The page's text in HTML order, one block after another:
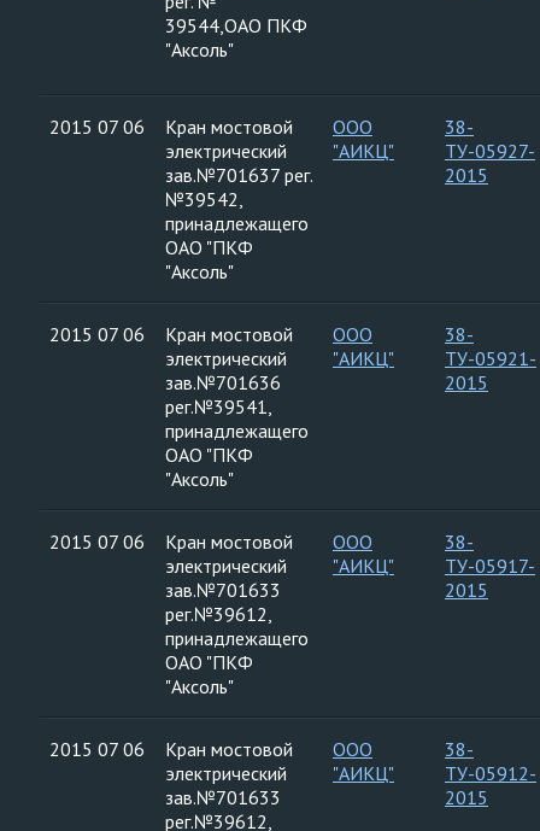
39544,ОАО ПКФ
"Аксоль"
2015 07 06
Кран мостовой
электрический
зав.№701637 рег.
№39542,
принадлежащего
ОАО "ПКФ
"Аксоль"
ООО
"АИКЦ"
38-
ТУ-05927-
2015
2015 07 06
Кран мостовой
электрический
зав.№701636
рег.№39541,
принадлежащего
ОАО "ПКФ
"Аксоль"
ООО
"АИКЦ"
38-
ТУ-05921-
2015
2015 07 06
Кран мостовой
электрический
зав.№701633
рег.№39612,
принадлежащего
ОАО "ПКФ
"Аксоль"
ООО
"АИКЦ"
38-
ТУ-05917-
2015
2015 07 06
Кран мостовой
электрический
зав.№701633
рег.№39612,
ООО
"АИКЦ"
38-
ТУ-05912-
2015